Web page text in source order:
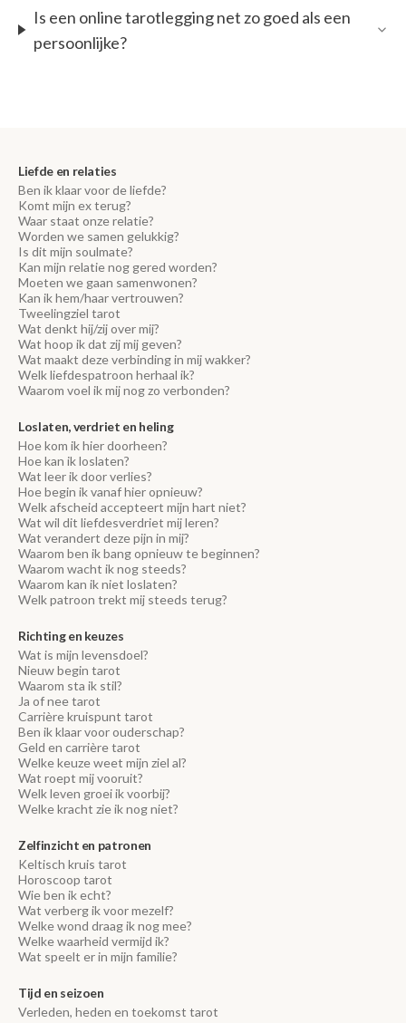
Is een online tarotlegging net zo goed als een
persoonlijke?
Liefde en relaties
Ben ik klaar voor de liefde?
Komt mijn ex terug?
Waar staat onze relatie?
Worden we samen gelukkig?
Is dit mijn soulmate?
Kan mijn relatie nog gered worden?
Moeten we gaan samenwonen?
Kan ik hem/haar vertrouwen?
Tweelingziel tarot
Wat denkt hij/zij over mij?
Wat hoop ik dat zij mij geven?
Wat maakt deze verbinding in mij wakker?
Welk liefdespatroon herhaal ik?
Waarom voel ik mij nog zo verbonden?
Loslaten, verdriet en heling
Hoe kom ik hier doorheen?
Hoe kan ik loslaten?
Wat leer ik door verlies?
Hoe begin ik vanaf hier opnieuw?
Welk afscheid accepteert mijn hart niet?
Wat wil dit liefdesverdriet mij leren?
Wat verandert deze pijn in mij?
Waarom ben ik bang opnieuw te beginnen?
Waarom wacht ik nog steeds?
Waarom kan ik niet loslaten?
Welk patroon trekt mij steeds terug?
Richting en keuzes
Wat is mijn levensdoel?
Nieuw begin tarot
Waarom sta ik stil?
Ja of nee tarot
Carrière kruispunt tarot
Ben ik klaar voor ouderschap?
Geld en carrière tarot
Welke keuze weet mijn ziel al?
Wat roept mij vooruit?
Welk leven groei ik voorbij?
Welke kracht zie ik nog niet?
Zelfinzicht en patronen
Keltisch kruis tarot
Horoscoop tarot
Wie ben ik echt?
Wat verberg ik voor mezelf?
Welke wond draag ik nog mee?
Welke waarheid vermijd ik?
Wat speelt er in mijn familie?
Tijd en seizoen
Verleden, heden en toekomst tarot